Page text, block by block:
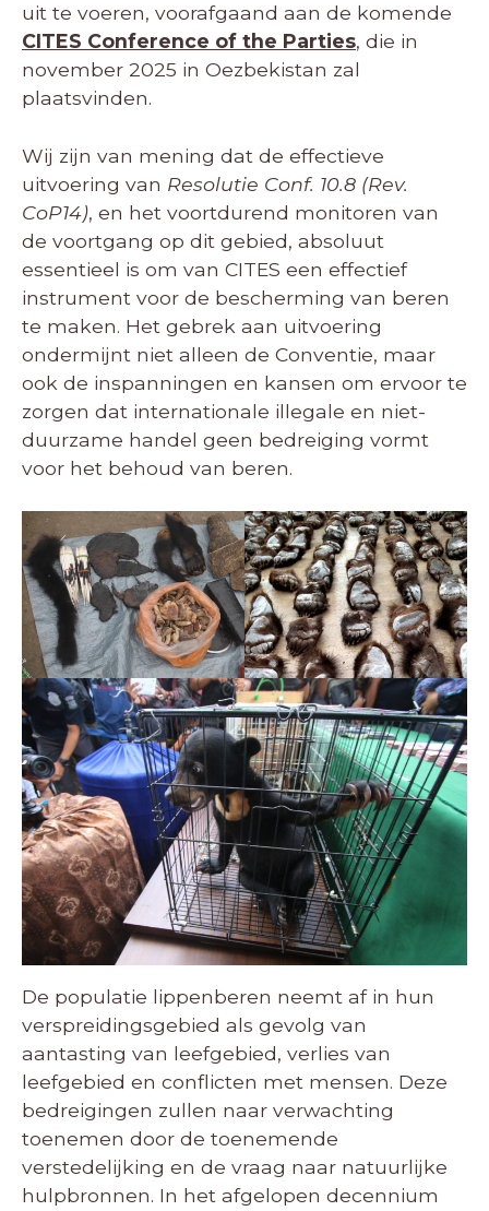
uit te voeren, voorafgaand aan de komende
CITES Conference of the Parties, die in
november 2025 in Oezbekistan zal
plaatsvinden.
Wij zijn van mening dat de effectieve
uitvoering van Resolutie Conf. 10.8 (Rev.
CoP14), en het voortdurend monitoren van
de voortgang op dit gebied, absoluut
essentieel is om van CITES een effectief
instrument voor de bescherming van beren
te maken. Het gebrek aan uitvoering
ondermijnt niet alleen de Conventie, maar
ook de inspanningen en kansen om ervoor te
zorgen dat internationale illegale en niet-
duurzame handel geen bedreiging vormt
voor het behoud van beren.
De populatie lippenberen neemt af in hun
verspreidingsgebied als gevolg van
aantasting van leefgebied, verlies van
leefgebied en conflicten met mensen. Deze
bedreigingen zullen naar verwachting
toenemen door de toenemende
verstedelijking en de vraag naar natuurlijke
hulpbronnen. In het afgelopen decennium